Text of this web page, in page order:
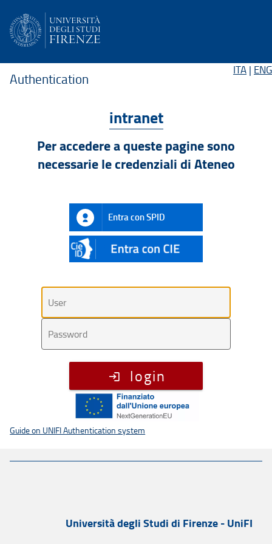
ITA | ENG
Authentication
intranet
Per accedere a queste pagine sono
necessarie le credenziali di Ateneo
Entra con SPID
CIE
ID
Utente
Password
login
Guide on UNIFI Authentication system
Università degli Studi di Firenze - UniFI